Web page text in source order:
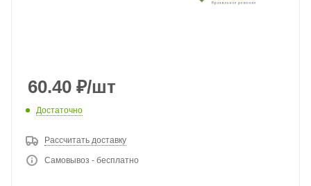
60.40 ₽/шт
Достаточно
Рассчитать доставку
Самовывоз - бесплатно